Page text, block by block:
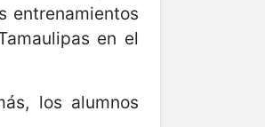
entrenamientos
en el
los alumnos